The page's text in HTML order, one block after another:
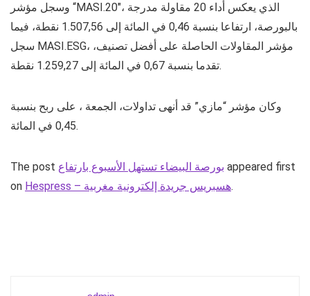
وسجل مؤشر “MASI.20″، الذي يعكس أداء 20 مقاولة مدرجة
بالبورصة، ارتفاعا بنسبة 0,46 في المائة إلى 1.507,56 نقطة، فيما
سجل MASI.ESG، مؤشر المقاولات الحاصلة على أفضل تصنيف،
تقدما بنسبة 0,67 في المائة إلى 1.259,27 نقطة.
وكان مؤشر “مازي” قد أنهى تداولات، الجمعة ، على ربح بنسبة
0,45 في المائة.
The post بورصة البيضاء تستهل الأسبوع بارتفاع appeared first
on
Hespress – هسبريس جريدة إلكترونية مغربية.